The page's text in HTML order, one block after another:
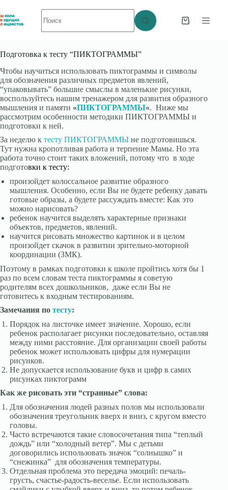
к
сути
не
найдено
Корзина
Подготовка к тесту “ПИКТОГРАММЫ”
Чтобы научиться использовать пиктограммы и символы
для обозначения различных предметов явлений,
“упаковывать” большие смыслы в маленькие рисунки,
воспользуйтесь нашим тренажером для развития образного
мышления и памяти «ПИКТОГРАММЫ«. Ниже мы
рассмотрим особенности методики ПИКТОГРАММЫ и
подготовки к ней.
За неделю к тесту ПИКТОГРАММЫ не подготовишься.
Тут нужна кропотливая работа и терпение Мамы. Но эта
работа точно стоит таких вложений, потому что в ходе
подготовки к тесту:
произойдет колоссальное развитие образного
мышления. Особенно, если Вы не будете ребенку давать
готовые образы, а будете рассуждать вместе: Как это
можно нарисовать?
ребенок научится выделять характерные признаки
объектов, предметов, явлений.
научится рисовать множество картинок и в целом
произойдет скачок в развитии зрительно-моторной
координации (ЗМК).
Поэтому в рамках подготовки к школе пройтись хотя бы 1
раз по всем словам теста пиктограммы я советую
родителям всех дошкольников, даже если Вы не
готовитесь к входным тестированиям.
Замечания по тесту:
Порядок на листочке имеет значение. Хорошо, если
ребенок располагает рисунки последовательно, оставляя
между ними расстояние. Для организации своей работы
ребенок может использовать цифры для нумерации
рисунков.
Не допускается использование букв и цифр в самих
рисунках пиктограмм
Как же рисовать эти “странные” слова:
Для обозначения людей разных полов мы использовали
обозначения треугольник вверх и вниз, с кругом вместо
головы.
Часто встречаются такие словосочетания типа “теплый
дождь” или “холодный ветер”. Мы с детьми
договорились использовать значок “солнышко” и
“снежинка” для обозначения температуры.
Отдельная проблема это передача эмоций: печаль-
грусть, счастье-радость-веселье. Если использовать